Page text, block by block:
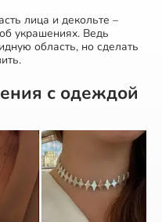
лица и декольте –
украшениях. Ведь
область, но сделать
с одеждой